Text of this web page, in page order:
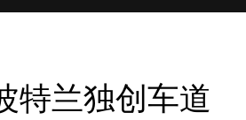
特兰独创车道